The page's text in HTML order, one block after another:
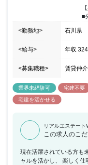
■
<勤務地> 石川県
<給与> 年収
<募集職種> 賃貸仲
業界未経験可 宅建不要
宅建を活かせる
リアルエステート
この求人のこ
現在活躍されている方も
ャルを活かし、 楽しく仕事をされて